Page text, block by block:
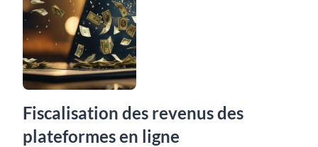
Fiscalisation des revenus des
plateformes en ligne